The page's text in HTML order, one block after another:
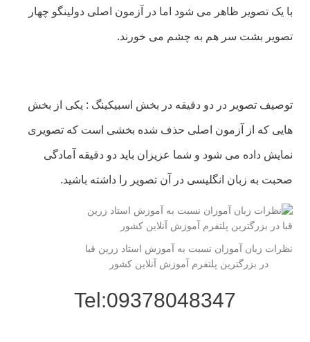
با یک تصویر ظاهر می شود اما در آزمون اصلی دولینگو چهار
تصویر بشت سر هم به چشم می خورند.
توصیف تصویر در دو دقیقه در بخش اسبیکینگ : یکی از بخش
هایی که از آزمون اصلی حذف شده بخشی است که تصویری
نمایش داده می شود و شما عزیزان باید دو دقیقه آمادگی
صحبت به زبان انگلیسی در آن تصویر را داشته باشید.
نظرات زبان آموزان نسبت به آموزش استاد زرین قبا
در بزرگترین پلتفرم آموزش آنلاین کشور
Tel:09378048347